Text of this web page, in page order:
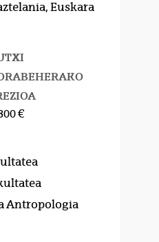
Euskara
€
Antropologia